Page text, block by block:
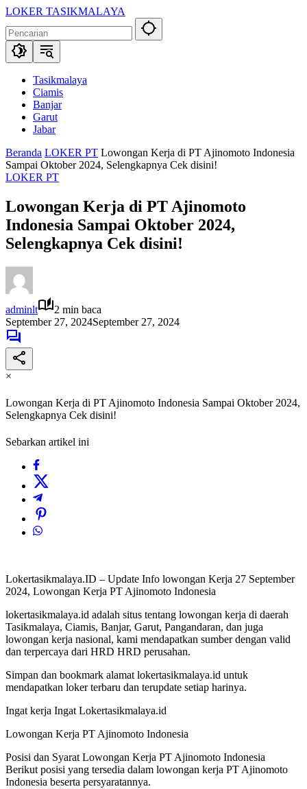
Langsung
konten
LOKER TASIKMALAYA
Lowongan
Kerja
Tasikmalaya
SekitarnaTasikmalaya
Ciamis
Banjar
Garut
Jabar
Beranda LOKER PT Lowongan Kerja di PT Ajinomoto Indonesia
Sampai Oktober 2024, Selengkapnya Cek disini!
LOKER PT
Lowongan Kerja di PT Ajinomoto
Indonesia Sampai Oktober 2024,
Selengkapnya Cek disini!
adminlt
2 min baca
September 27, 2024September 27, 2024
×
Lowongan Kerja di PT Ajinomoto Indonesia Sampai Oktober 2024,
Selengkapnya Cek disini!
Sebarkan artikel ini
Lokertasikmalaya.ID – Update Info lowongan Kerja 27 September
2024, Lowongan Kerja PT Ajinomoto Indonesia
lokertasikmalaya.id adalah situs tentang lowongan kerja di daerah
Tasikmalaya, Ciamis, Banjar, Garut, Pangandaran, dan juga
lowongan kerja nasional, kami mendapatkan sumber dengan valid
dan terpercaya dari HRD HRD perusahan.
Simpan dan bookmark alamat lokertasikmalaya.id untuk
mendapatkan loker terbaru dan terupdate setiap harinya.
Ingat kerja Ingat Lokertasikmalaya.id
Lowongan Kerja PT Ajinomoto Indonesia
Posisi dan Syarat Lowongan Kerja PT Ajinomoto Indonesia
Berikut posisi yang tersedia dalam lowongan kerja PT Ajinomoto
Indonesia beserta persyaratannya.